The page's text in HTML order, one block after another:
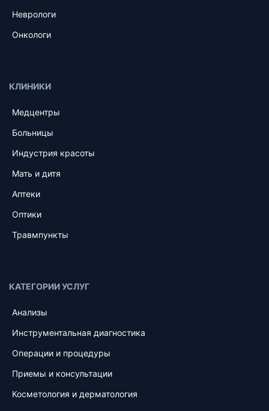
Неврологи
Онкологи
КЛИНИКИ
Медцентры
Больницы
Индустрия красоты
Мать и дитя
Аптеки
Оптики
Травмпункты
КАТЕГОРИИ УСЛУГ
Анализы
Инструментальная диагностика
Операции и процедуры
Приемы и консультации
Косметология и дерматология